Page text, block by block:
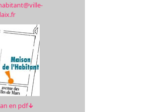
en pdf↓